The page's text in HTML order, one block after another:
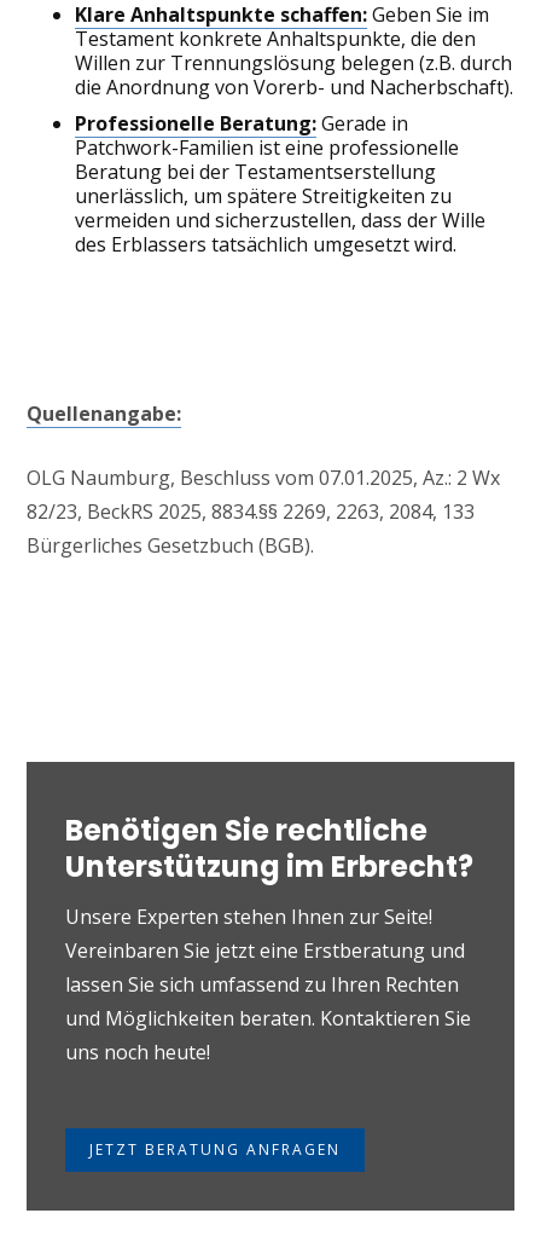
Klare Anhaltspunkte schaffen:Geben Sie im
Testament konkrete Anhaltspunkte, die den
Willen zur Trennungslösung belegen (z.B. durch
die Anordnung von Vorerb- und Nacherbschaft).
Professionelle Beratung:Gerade in
Patchwork-Familien ist eine professionelle
Beratung bei der Testamentserstellung
unerlässlich, um spätere Streitigkeiten zu
vermeiden und sicherzustellen, dass der Wille
des Erblassers tatsächlich umgesetzt wird.
Quellenangabe:
OLG Naumburg, Beschluss vom 07.01.2025, Az.: 2 Wx
82/23, BeckRS 2025, 8834.§§ 2269, 2263, 2084, 133
Bürgerliches Gesetzbuch (BGB).
Benötigen Sie rechtliche
Unterstützung im Erbrecht?
Unsere Experten stehen Ihnen zur Seite!
Vereinbaren Sie jetzt eine Erstberatung und
lassen Sie sich umfassend zu Ihren Rechten
und Möglichkeiten beraten. Kontaktieren Sie
uns noch heute!
JETZT BERATUNG ANFRAGEN